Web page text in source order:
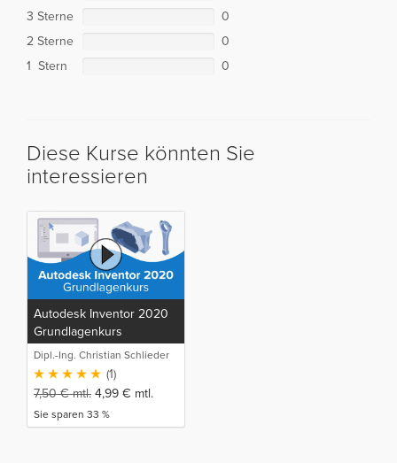
3 Sterne
0
2 Sterne
0
1 Stern
0
Diese Kurse könnten Sie
interessieren
Autodesk Inventor 2020
Grundlagenkurs
Dipl.-Ing. Christian Schlieder
(1)
7,50€mtl. 4,99 € mtl.
Sie sparen 33 %